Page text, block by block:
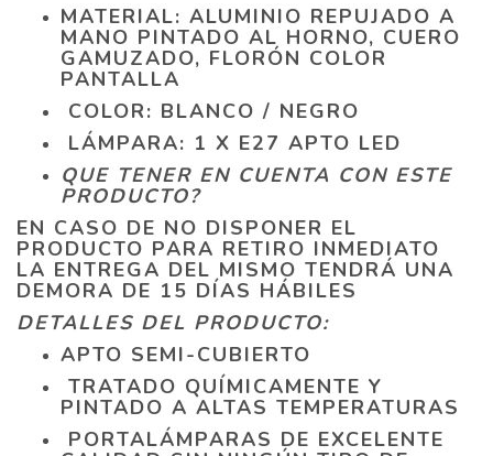
MATERIAL: ALUMINIO REPUJADO A
MANO PINTADO AL HORNO, CUERO
GAMUZADO, FLORÓN COLOR
PANTALLA
COLOR: BLANCO / NEGRO
LÁMPARA: 1 X E27 APTO LED
QUE TENER EN CUENTA CON ESTE
PRODUCTO?
EN CASO DE NO DISPONER EL
PRODUCTO PARA RETIRO INMEDIATO
LA ENTREGA DEL MISMO TENDRÁ UNA
DEMORA DE 15 DÍAS HÁBILES
DETALLES DEL PRODUCTO:
APTO SEMI-CUBIERTO
TRATADO QUÍMICAMENTE Y
PINTADO A ALTAS TEMPERATURAS
PORTALÁMPARAS DE EXCELENTE